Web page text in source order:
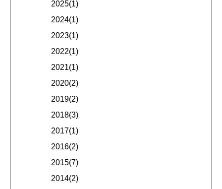
2025(1)
2024(1)
2023(1)
2022(1)
2021(1)
2020(2)
2019(2)
2018(3)
2017(1)
2016(2)
2015(7)
2014(2)